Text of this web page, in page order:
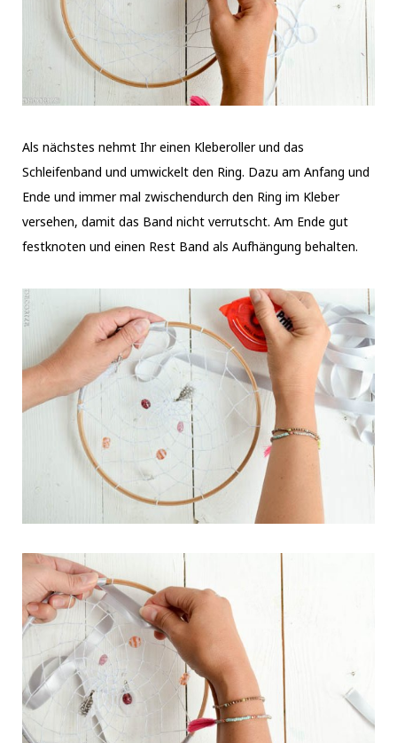
Als nächstes nehmt Ihr einen Kleberoller und das
Schleifenband und umwickelt den Ring. Dazu am Anfang und
Ende und immer mal zwischendurch den Ring im Kleber
versehen, damit das Band nicht verrutscht. Am Ende gut
festknoten und einen Rest Band als Aufhängung behalten.